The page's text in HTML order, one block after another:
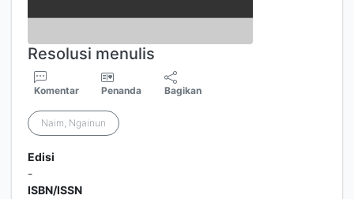
Resolusi menulis
Komentar Penanda Bagikan
Naim, Ngainun
Edisi
-
ISBN/ISSN